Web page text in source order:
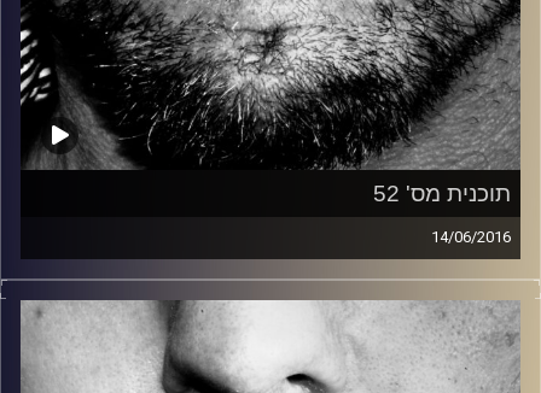
תוכנית מס' 52
14/06/2016
זיפים, מוזיקה מחוספסת של הופעות חיות. הרבה ג'אם, רוק,
בלוז, bluegrass, ג'אז, Fאנק, פרוגרסיב ואפילו אלקטרוניקה.
כל מה שחי, אמיתי ונושם.
עם שמוליק רגב.